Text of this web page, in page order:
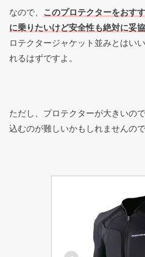
なので、 このプロテクターをおす
に乗りたいけど安全性も絶対に妥
ロテクタージャケット並みとはい
れるはずですよ。
ただし、プロテクターが大きいの
込むのが難しいかもしれませんの